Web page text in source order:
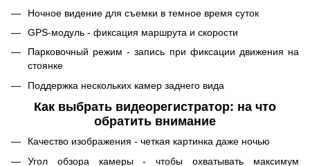
Ночное видение для съемки в темное время суток
GPS-модуль - фиксация маршрута и скорости
Парковочный режим - запись при фиксации движения на
стоянке
Поддержка нескольких камер заднего вида
Как выбрать видеорегистратор: на что
обратить внимание
Качество изображения - четкая картинка даже ночью
Угол обзора камеры - чтобы охватывать максимум